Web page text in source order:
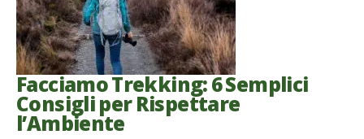
Facciamo Trekking: 6 Semplici
Consigli per Rispettare
l’Ambiente